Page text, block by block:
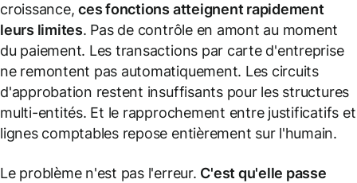
croissance,ces fonctions atteignent rapidement
leurs limites. Pas de contrôle en amont au moment
du paiement. Les transactions par carte d'entreprise
ne remontent pas automatiquement. Les circuits
d'approbation restent insuffisants pour les structures
multi-entités. Et le rapprochement entre justificatifs et
lignes comptables repose entièrement sur l'humain.
Le problème n'est pas l'erreur. C'est qu'elle passe